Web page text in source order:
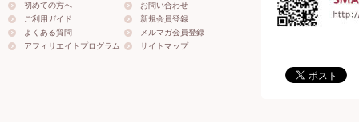
初めての方へ
お問い合わせ
ご利用ガイド
新規会員登録
よくある質問
メルマガ会員登録
アフィリエイトプログラム
サイトマップ